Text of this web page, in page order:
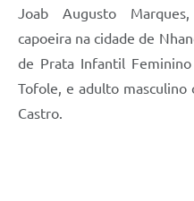
Joab Augusto
capoeira na cidade de
de Prata Infantil
Tofole, e adulto
Castro.